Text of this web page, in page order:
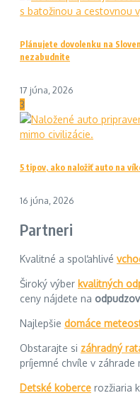
Plánujete dovolenku na
nezabudnite
17 júna, 2026
3
5 tipov, ako naložiť auto na
16 júna, 2026
Partneri
Kvalitné a spoľahlivé
Široký výber kvalitných
ceny nájdete na
Najlepšie domáce
Obstarajte si záhradný
príjemné chvíle v záhrade
Detské koberce rozžiaria